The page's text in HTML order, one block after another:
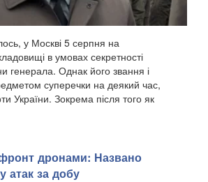
у Москві 5 серпня на
в умовах секретності
генерала. Однак його звання і
суперечки на деякий час,
України. Зокрема після того як
дронами: Названо
атак за добу